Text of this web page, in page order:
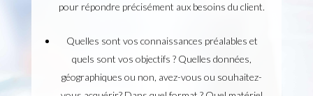
pour répondre précisément aux besoins du client.
Quelles sont vos connaissances préalables et
quels sont vos objectifs ? Quelles données,
géographiques ou non, avez-vous ou souhaitez-